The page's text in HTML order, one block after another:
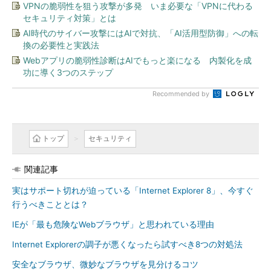
VPNの脆弱性を狙う攻撃が多発 いま必要な「VPNに代わる
セキュリティ対策」とは
AI時代のサイバー攻撃にはAIで対抗、「AI活用型防御」への転
換の必要性と実践法
Webアプリの脆弱性診断はAIでもっと楽になる 内製化を成
功に導く3つのステップ
Recommended by
トップ セキュリティ
関連記事
実はサポート切れが迫っている「Internet Explorer 8」、今すぐ
行うべきこととは？
IEが「最も危険なWebブラウザ」と思われている理由
Internet Explorerの調子が悪くなったら試すべき8つの対処法
安全なブラウザ、微妙なブラウザを見分けるコツ